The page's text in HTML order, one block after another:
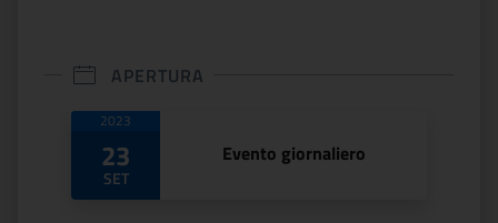
APERTURA
Date di apertura
2023
23
SET
Evento giornaliero